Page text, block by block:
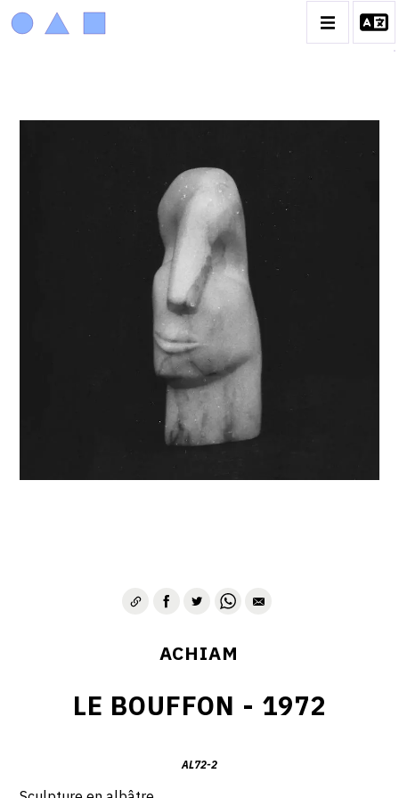
ACHIAM
BIOGRAPHIE
LA PROMENADE DES JARDINS À SÈVRES
CATALOGUE DES OEUVRES
ANIMAUX & PLANTES
BIBLIQUE
ENGAGEMENTS & SOCIÉTÉ
MUSIQUE & DANSE
VIE & SENTIMENTS
VISAGES
ACHIAM
LE BOUFFON - 1972
AL72-2